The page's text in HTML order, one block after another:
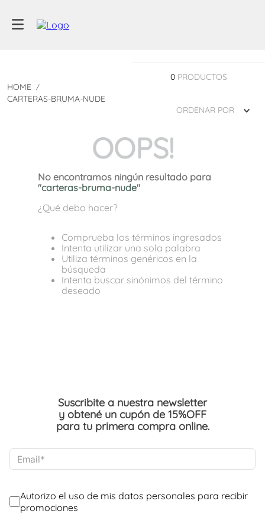
CARTERAS-BRUMA-NUDE
0 PRODUCTOS
ORDENAR POR
OOPS!
No encontramos ningún resultado para
"carteras-bruma-nude"
¿Qué debo hacer?
Comprueba los términos ingresados
Intenta utilizar una sola palabra
Utiliza términos genéricos en la
búsqueda
Intenta buscar sinónimos del término
deseado
Suscribite a nuestra newsletter
y obtené un cupón de 15%OFF
para tu primera compra online.